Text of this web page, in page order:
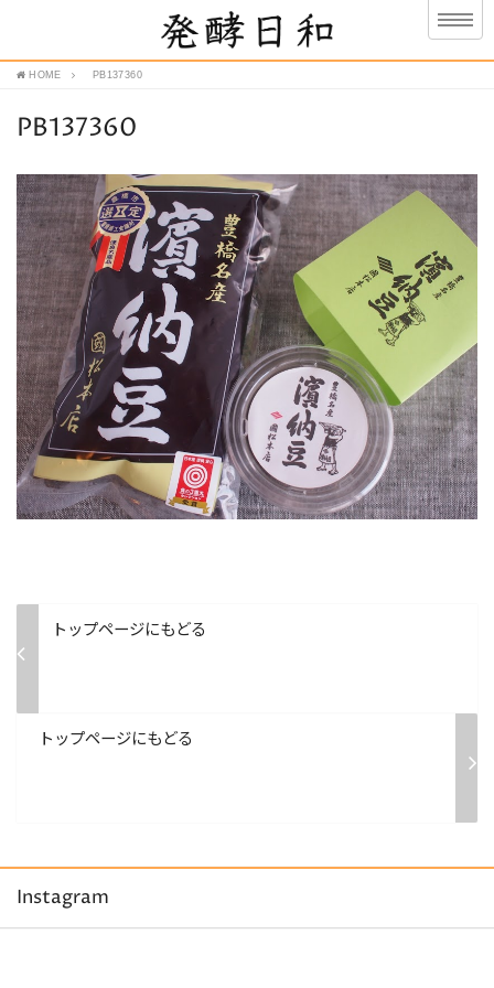
HOME PB137360
PB137360
トップページにもどる
トップページにもどる
Instagram